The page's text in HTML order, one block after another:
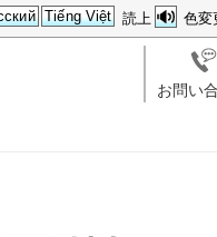
色変
読上
Tiếng Việt
お問い